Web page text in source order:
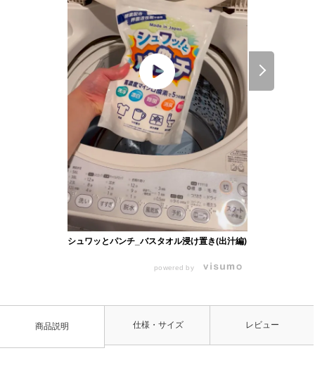
シュワッとパンチ_バスタオル浸け置き(出汁編)
powered by
商品説明 仕様・サイズ レビュー